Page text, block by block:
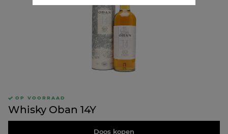
OP VOORRAAD
Whisky Oban 14Y
Doos kopen